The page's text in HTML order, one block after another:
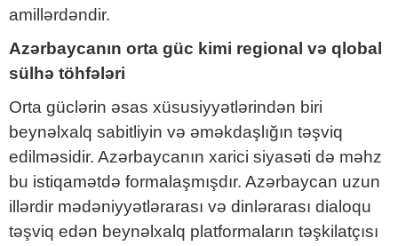
amillərdəndir.
Azərbaycanın orta güc kimi regional və qlobal
sülhə töhfələri
Orta güclərin əsas xüsusiyyətlərindən biri
beynəlxalq sabitliyin və əməkdaşlığın təşviq
edilməsidir. Azərbaycanın xarici siyasəti də məhz
bu istiqamətdə formalaşmışdır. Azərbaycan uzun
illərdir mədəniyyətlərarası və dinlərarası dialoqu
təşviq edən beynəlxalq platformaların təşkilatçısı